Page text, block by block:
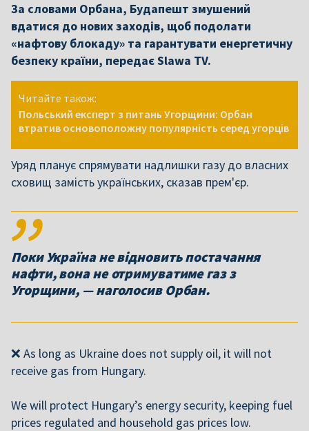
За словами Орбана, Будапешт змушений
вдатися до нових заходів, щоб подолати
«нафтову блокаду» та гарантувати енергетичну
безпеку країни, передає Slawa TV.
Читайте також:
Польський експерт з питань Угорщини: Орбан
втратив основоположну популярність серед угорців
Уряд планує спрямувати надлишки газу до власних
сховищ замість українських, сказав прем'єр.
Поки Україна не відновить постачання
нафти, вона не отримуватиме газ з
Угорщини, — наголосив Орбан.
❌ As long as Ukraine does not supply oil, it will not
receive gas from Hungary.
We will protect Hungary’s energy security, keeping fuel
prices regulated and household gas prices low.